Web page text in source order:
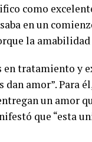
como
en un
la
en tratamiento y
dan amor”. Para
un amor
que “esta